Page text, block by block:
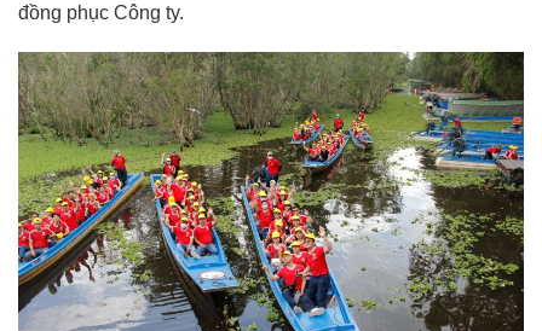
đồng phục Công ty.